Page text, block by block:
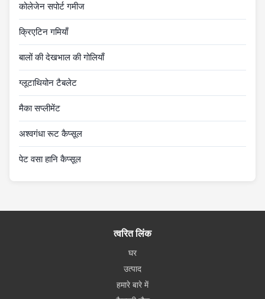
कोलेजेन सपोर्ट गमीज
क्रिएटिन गमियाँ
बालों की देखभाल की गोलियाँ
ग्लूटाथियोन टैबलेट
मैका सप्लीमेंट
अश्वगंधा रूट कैप्सूल
पेट वसा हानि कैप्सूल
त्वरित लिंक
घर
उत्पाद
हमारे बारे में